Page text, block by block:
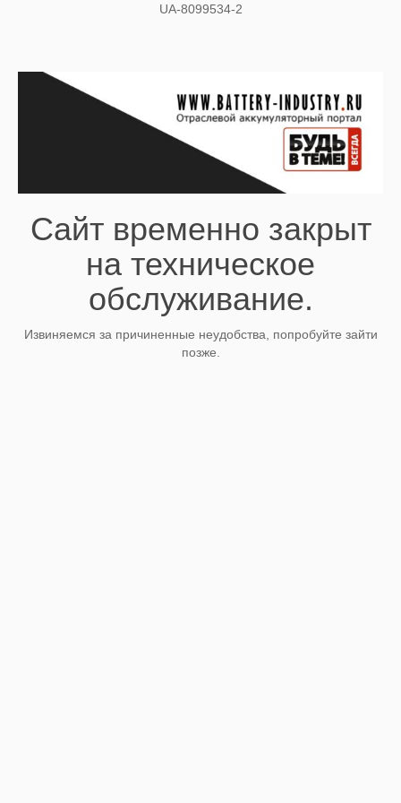
UA-8099534-2
Сайт временно закрыт
на техническое
обслуживание.
Извиняемся за причиненные неудобства, попробуйте зайти
позже.